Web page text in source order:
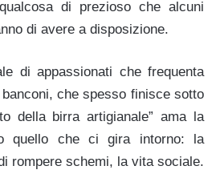
di prezioso che alcuni
di avere a disposizione.
di appassionati che frequenta
che spesso finisce sotto
della birra artigianale” ama la
quello che ci gira intorno: la
rompere schemi, la vita sociale.